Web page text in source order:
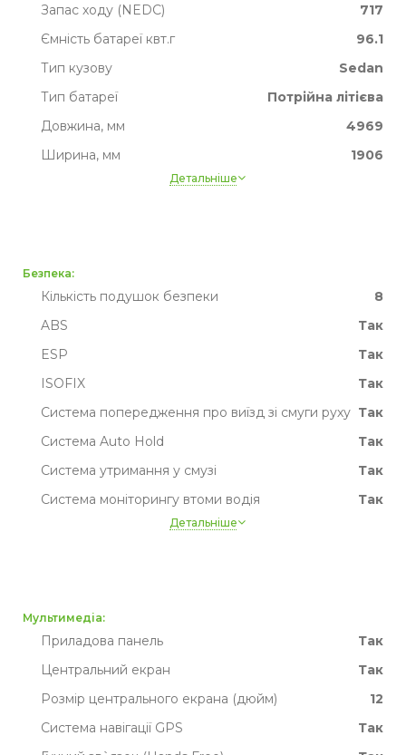
Запас ходу (NEDC)
717
Ємність батареї квт.г
96.1
Тип кузову
Sedan
Тип батареї
Потрійна літієва
Довжина, мм
4969
Ширина, мм
1906
Пробіг
Детальніше
Безпека:
Кількість подушок безпеки
8
ABS
Так
ESP
Так
ISOFIX
Так
Система попередження про виїзд зі смуги руху Так
Система Auto Hold
Так
Система утримання у смузі
Так
Система моніторингу втоми водія
Так
Система розпізнавання дорожніх знаків
Детальніше
Мультимедіа:
Приладова панель
Так
Центральний екран
Так
Розмір центрального екрана (дюйм)
12
Система навігації GPS
Так